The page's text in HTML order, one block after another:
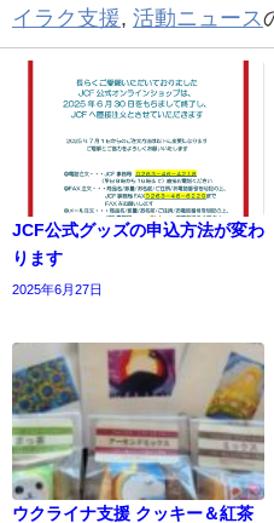
イラク支援, 活動ニュース
JCF公式グッズの申込方法が変わ
ります
2025年6月27日
ウクライナ支援 クッキー＆紅茶